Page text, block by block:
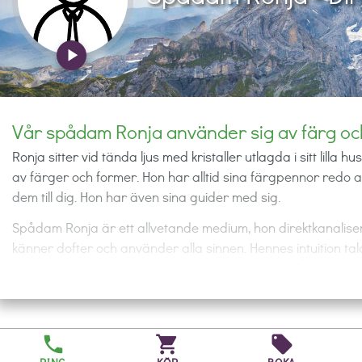
play_arrow
Vår spådam Ronja använder sig av färg
Ronja sitter vid tända ljus med kristaller utlagda i sitt lilla
av färger och former. Hon har alltid sina färgpennor redo
dem till dig. Hon har även sina guider med sig.
Spådam Ronja är ett allvetande medium, hon
känner dofter och använder alla sinnen. Hennes intuition
verktyg hon ska använda sig av, om det behövs. Innan du
kommit i rätt sinnesstämning. Ibland använder hon några
vet hon direkt ändå vad som ska sägas. Om du önskar
är en stark healer och ofta sänds healing automatiskt till
lång bakgrund som danspedagog och är aktiv inom yoga
phone shopping_cart local_offer